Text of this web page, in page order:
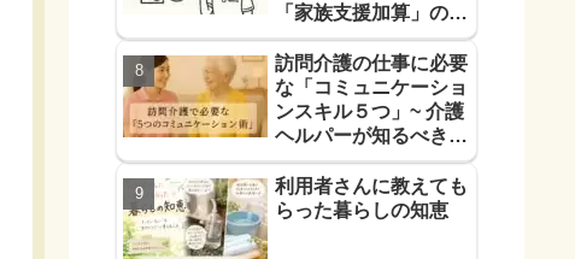
「家族支援加算」の算
定要件と支援方法！を
解説します～
訪問介護の仕事に必要
な「コミュニケーショ
ンスキル５つ」~ 介護
ヘルパーが知るべき
「信頼に必要なコミュ
力５つ」~
利用者さんに教えても
らった暮らしの知恵